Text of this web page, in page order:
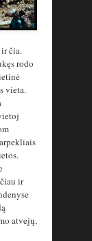
čia.
rodo
vieta.
ir
atvejų,